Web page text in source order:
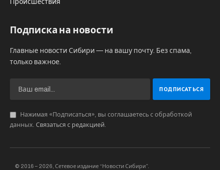
Происшествия
Подписка на новости
Главные новости Сибири — на вашу почту. Без спама,
только важное.
Нажимая «Подписаться», вы соглашаетесь с обработкой
данных. Связаться с редакцией.
© 2016 – 2026, Сетевое издание “Новости Сибири”.